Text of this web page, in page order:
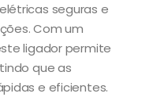
seguras e
Com um
ligador permite
que as
e eficientes.